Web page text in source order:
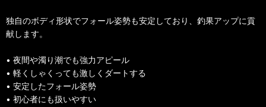
独自のボディ形状でフォール姿勢も安定しており、釣果アップに貢
献します。
• 夜間や濁り潮でも強力アピール
• 軽くしゃくっても激しくダートする
• 安定したフォール姿勢
• 初心者にも扱いやすい